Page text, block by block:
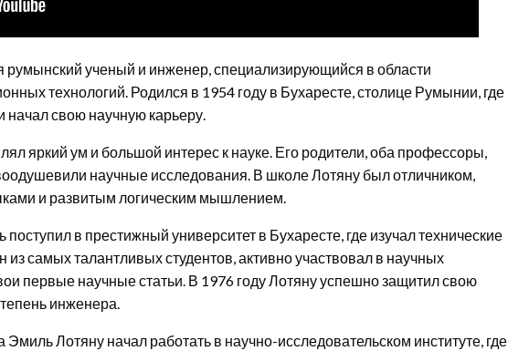
ученый и инженер, специализирующийся в области
технологий. Родился в 1954 году в Бухаресте, столице Румынии, где
начал свою научную карьеру.
яркий ум и большой интерес к науке. Его родители, оба профессоры,
научные исследования. В школе Лотяну был отличником,
и развитым логическим мышлением.
в престижный университет в Бухаресте, где изучал технические
из самых талантливых студентов, активно участвовал в научных
первые научные статьи. В 1976 году Лотяну успешно защитил свою
инженера.
Лотяну начал работать в научно-исследовательском институте, где